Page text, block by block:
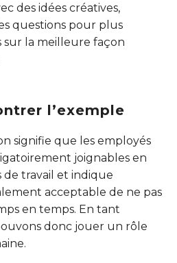
des idées créatives,
questions pour plus
sur la meilleure façon
l’exemple
signifie que les employés
joignables en
travail et indique
acceptable de ne pas
en temps. En tant
donc jouer un rôle